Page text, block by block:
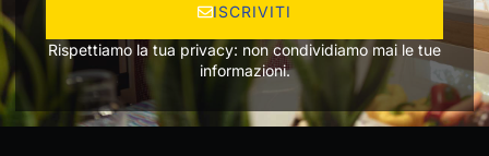
ISCRIVITI
Rispettiamo la tua privacy: non condividiamo mai le tue
informazioni.